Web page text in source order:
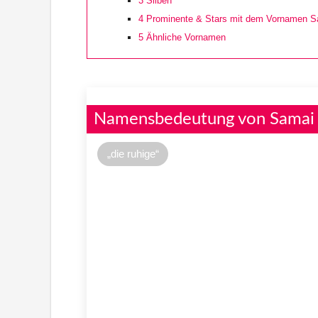
4 Prominente & Stars mit dem Vornamen
5 Ähnliche Vornamen
Namensbedeutung von Samai
„die ruhige“